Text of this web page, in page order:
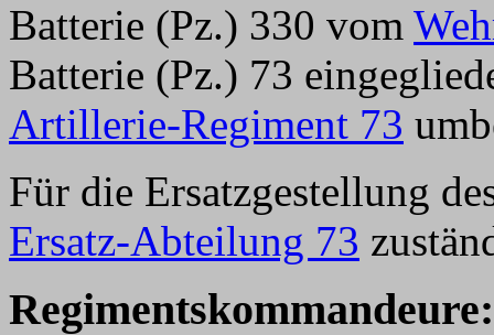
Batterie (Pz.) 330 vom
Batterie (Pz.) 73
Artillerie-Regiment 73
Für die Ersatzgestellung
Ersatz-Abteilung 73
Regimentskommandeure: